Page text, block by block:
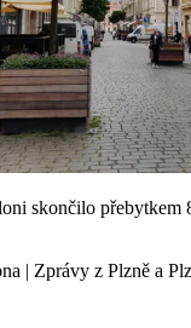
skončilo přebytkem
| Zprávy z Plzně a